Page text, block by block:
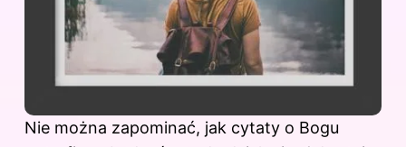
Nie można zapominać, jak cytaty o Bogu